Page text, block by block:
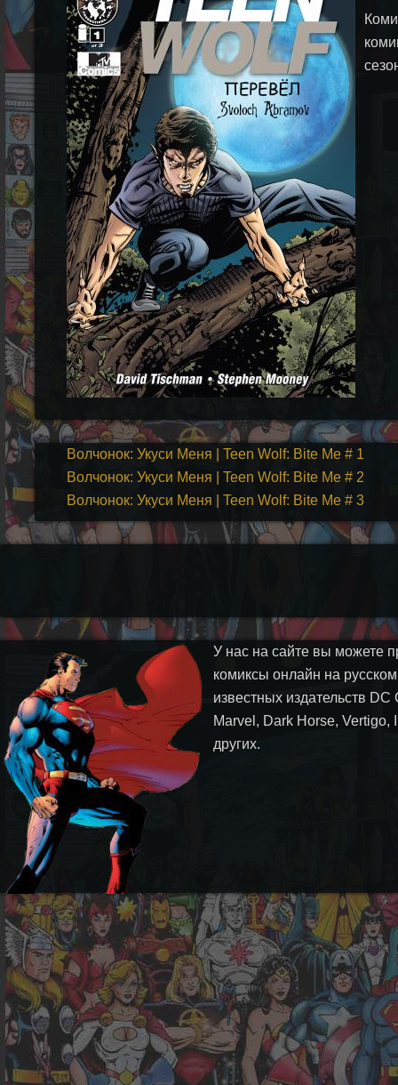
Волчонок: Укуси Меня | Teen Wolf: Bite Me # 1
Волчонок: Укуси Меня | Teen Wolf: Bite Me # 2
Волчонок: Укуси Меня | Teen Wolf: Bite Me # 3
У нас на сайте вы можете
комиксы онлайн на
известных издательств DC
Marvel, Dark Horse, Vertigo,
других.